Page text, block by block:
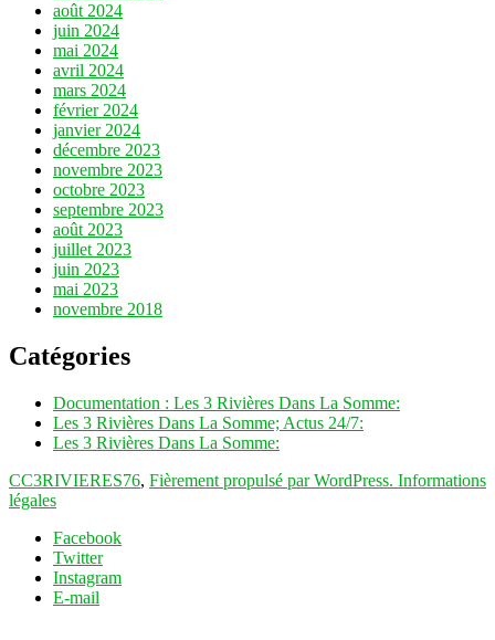
août 2024
juin 2024
mai 2024
avril 2024
mars 2024
février 2024
janvier 2024
décembre 2023
novembre 2023
octobre 2023
septembre 2023
août 2023
juillet 2023
juin 2023
mai 2023
novembre 2018
Catégories
Documentation : Les 3 Rivières Dans La Somme:
Les 3 Rivières Dans La Somme; Actus 24/7:
Les 3 Rivières Dans La Somme:
CC3RIVIERES76, Fièrement propulsé par WordPress. Informations
légales
Facebook
Twitter
Instagram
E-mail